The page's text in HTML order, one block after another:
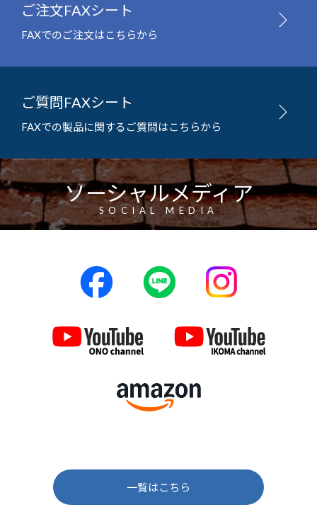
ご注文FAXシート
FAXでのご注文はこちらから
ご質問FAXシート
FAXでの製品に関するご質問はこちらから
ソーシャルメディア
SOCIAL MEDIA
一覧はこちら